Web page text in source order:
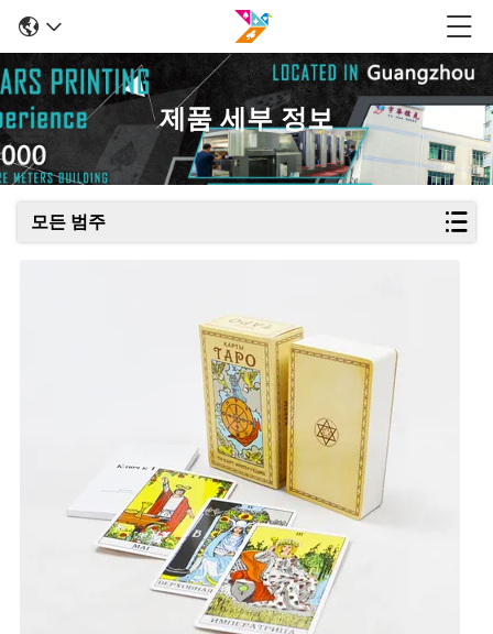
제품 세부 정보
모든 범주